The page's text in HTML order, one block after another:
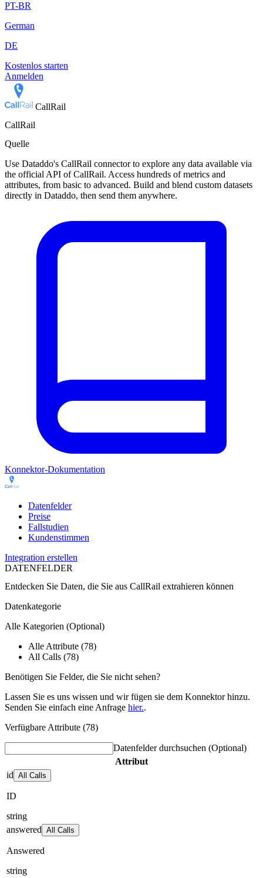
PT-BR
German
DE
Kostenlos starten
Anmelden
CallRail
CallRail
Quelle
Use Dataddo's CallRail connector to explore any data available via
the official API of CallRail. Access hundreds of metrics and
attributes, from basic to advanced. Build and blend custom datasets
directly in Dataddo, then send them anywhere.
Konnektor-Dokumentation
Datenfelder
Preise
Fallstudien
Kundenstimmen
Integration erstellen
DATENFELDER
Entdecken Sie Daten, die Sie aus CallRail extrahieren können
Datenkategorie
Alle Kategorien (Optional)
Alle Attribute (78)
All Calls (78)
Benötigen Sie Felder, die Sie nicht sehen?
Lassen Sie es uns wissen und wir fügen sie dem Konnektor hinzu.
Senden Sie einfach eine Anfrage hier..
Verfügbare Attribute (78)
Datenfelder durchsuchen (Optional)
Attribut
id All Calls
ID
string
answered All Calls
Answered
string